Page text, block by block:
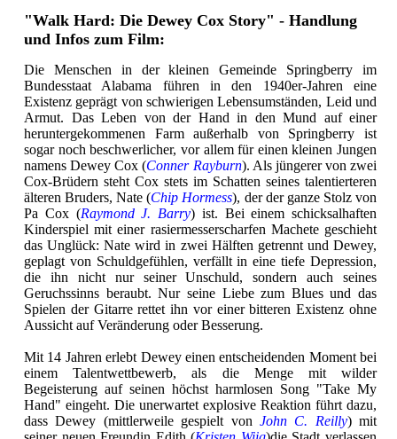
"Walk Hard: Die Dewey Cox Story" - Handlung
und Infos zum Film:
Die Menschen in der kleinen Gemeinde Springberry im
Bundesstaat Alabama führen in den 1940er-Jahren eine
Existenz geprägt von schwierigen Lebensumständen, Leid und
Armut. Das Leben von der Hand in den Mund auf einer
heruntergekommenen Farm außerhalb von Springberry ist
sogar noch beschwerlicher, vor allem für einen kleinen Jungen
namens Dewey Cox (Conner Rayburn). Als jüngerer von zwei
Cox-Brüdern steht Cox stets im Schatten seines talentierteren
älteren Bruders, Nate (Chip Hormess), der der ganze Stolz von
Pa Cox (Raymond J. Barry) ist. Bei einem schicksalhaften
Kinderspiel mit einer rasiermesserscharfen Machete geschieht
das Unglück: Nate wird in zwei Hälften getrennt und Dewey,
geplagt von Schuldgefühlen, verfällt in eine tiefe Depression,
die ihn nicht nur seiner Unschuld, sondern auch seines
Geruchssinns beraubt. Nur seine Liebe zum Blues und das
Spielen der Gitarre rettet ihn vor einer bitteren Existenz ohne
Aussicht auf Veränderung oder Besserung.
Mit 14 Jahren erlebt Dewey einen entscheidenden Moment bei
einem Talentwettbewerb, als die Menge mit wilder
Begeisterung auf seinen höchst harmlosen Song "Take My
Hand" eingeht. Die unerwartet explosive Reaktion führt dazu,
dass Dewey (mittlerweile gespielt von John C. Reilly) mit